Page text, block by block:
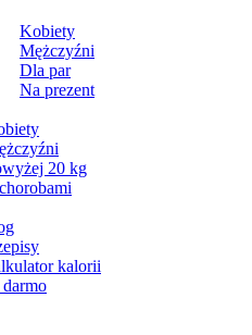
Kobiety
Mężczyźni
Dla par
Na prezent
20 kg
kalorii
darmo